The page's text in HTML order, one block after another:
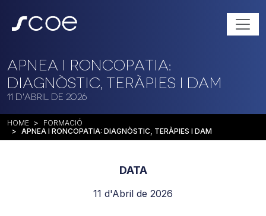
Apnea i Roncopatia:
Diagnòstic, Teràpies i DAM
11 d'Abril de 2026
HOME
FORMACIÓ
APNEA I RONCOPATIA: DIAGNÒSTIC, TERÀPIES I DAM
DATA
11 d'Abril de 2026